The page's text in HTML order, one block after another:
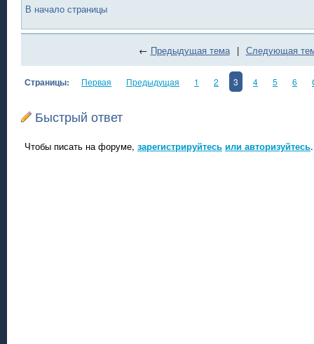
В начало страницы
← Предыдущая тема | Следующая
Страницы: Первая Предыдущая 1 2 3 4 5 6
Быстрый ответ
Чтобы писать на форуме, зарегистрируйтесь или авторизуйтесь.